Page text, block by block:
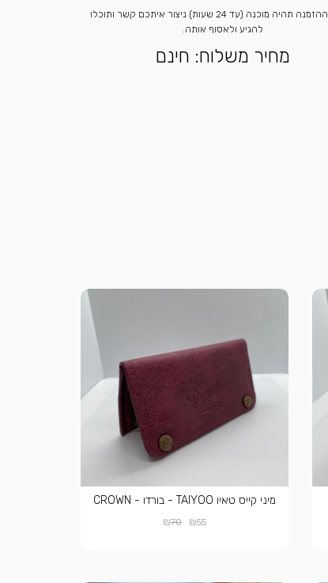
ברגע שההזמנה תהיה מוכנה (עד 24 שעות) ניצור איתכם קשר ותוכלו
להגיע ולאסוף אותה.
מחיר משלוח: חינם
מיני קייס טאיו TAIYOO - בורדו - CROWN
₪55
₪70